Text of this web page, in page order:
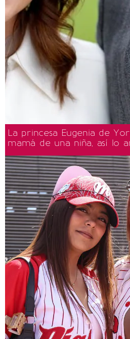
La princesa Eugenia de
mamá de una niña, así lo